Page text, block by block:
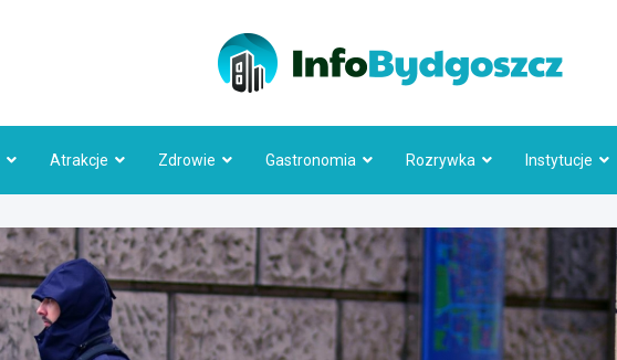
Atrakcje Zdrowie Gastronomia Rozrywka Instytucje